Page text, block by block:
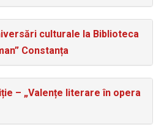
culturale la Biblioteca
Constanța
– „Valențe literare în opera